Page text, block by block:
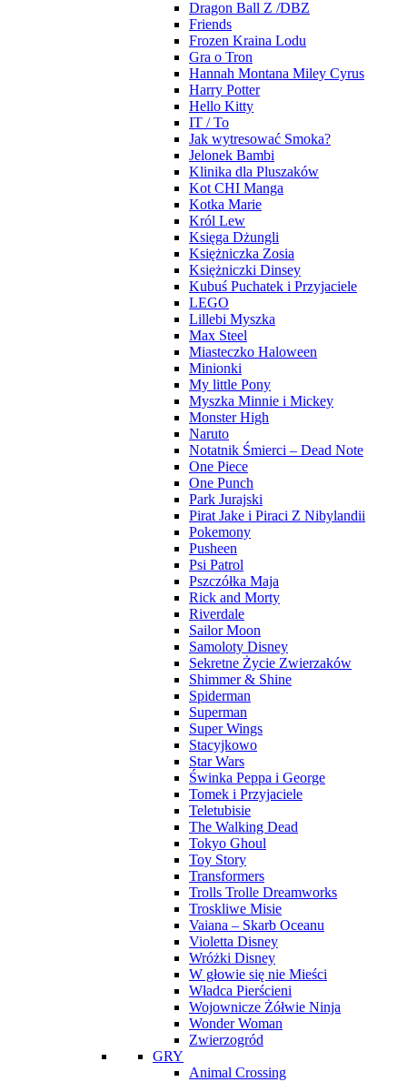
Dragon Ball Z /DBZ
Friends
Frozen Kraina Lodu
Gra o Tron
Hannah Montana Miley Cyrus
Harry Potter
Hello Kitty
IT / To
Jak wytresować Smoka?
Jelonek Bambi
Klinika dla Pluszaków
Kot CHI Manga
Kotka Marie
Król Lew
Księga Dżungli
Księżniczka Zosia
Księżniczki Dinsey
Kubuś Puchatek i Przyjaciele
LEGO
Lillebi Myszka
Max Steel
Miasteczko Haloween
Minionki
My little Pony
Myszka Minnie i Mickey
Monster High
Naruto
Notatnik Śmierci – Dead Note
One Piece
One Punch
Park Jurajski
Pirat Jake i Piraci Z Nibylandii
Pokemony
Pusheen
Psi Patrol
Pszczółka Maja
Rick and Morty
Riverdale
Sailor Moon
Samoloty Disney
Sekretne Życie Zwierzaków
Shimmer & Shine
Spiderman
Superman
Super Wings
Stacyjkowo
Star Wars
Świnka Peppa i George
Tomek i Przyjaciele
Teletubisie
The Walking Dead
Tokyo Ghoul
Toy Story
Transformers
Trolls Trolle Dreamworks
Troskliwe Misie
Vaiana – Skarb Oceanu
Violetta Disney
Wróżki Disney
W głowie się nie Mieści
Władca Pierścieni
Wojownicze Żółwie Ninja
Wonder Woman
Zwierzogród
GRY
Animal Crossing